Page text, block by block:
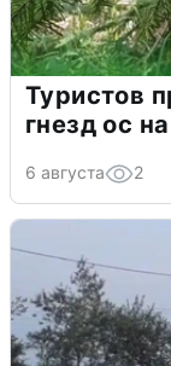
Туристов
гнезд ос
6 августа 2